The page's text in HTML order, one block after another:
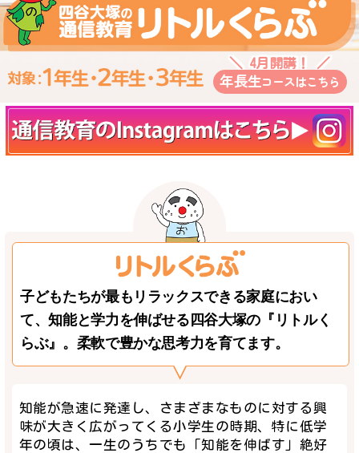
＼ 4月開講！ ／
年長生コースはこちら
子どもたちが最もリラックスできる家庭におい
て、知能と学力を伸ばせる四谷大塚の『リトルく
らぶ』。柔軟で豊かな思考力を育てます。
知能が急速に発達し、さまざまなものに対する興
味が大きく広がってくる小学生の時期、特に低学
年の頃は、一生のうちでも「知能を伸ばす」絶好